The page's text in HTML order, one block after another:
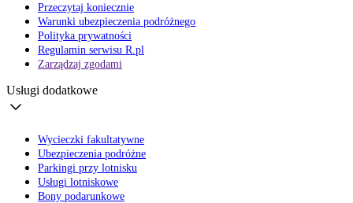
Przeczytaj koniecznie
Warunki ubezpieczenia podróżnego
Polityka prywatności
Regulamin serwisu R.pl
Zarządzaj zgodami
Usługi dodatkowe
Wycieczki fakultatywne
Ubezpieczenia podróżne
Parkingi przy lotnisku
Usługi lotniskowe
Bony podarunkowe